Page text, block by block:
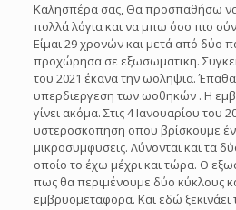
Καλησπέρα σας, Θα προσπαθήσω
πολλά λόγια και να μπω όσο πιο
Είμαι 29 χρονών και μετά από δύο
προχώρησα σε εξωσωματικη.
του 2021 έκανα την ωοληψια. Έπαθα
υπερδιεργεση των ωοθηκών . Η
γίνει ακόμα. Στις 4 Ιανουαρίου του
υστεροσκοπηση οπου βρίσκουμε
μικροσυμφυσεις. Λύνονται και τα
οποίο το έχω μέχρι και τώρα. Ο
πως θα περιμένουμε δύο κύκλους
εμβρυομεταφορα. Και εδώ